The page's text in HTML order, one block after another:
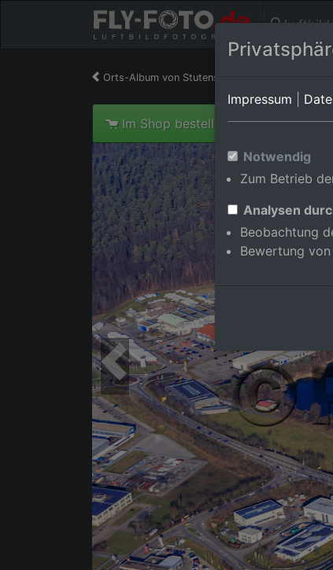
Orts-Album von Stutensee/Blankenloch
Im Shop bestellen
Impressum
Notwendig
Zum Betrieb
Analysen
Beobachtung
Bewertung